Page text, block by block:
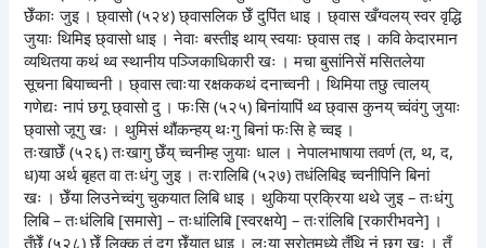
छेँकाः जुइ । छ्वासो (५२४) छ्वासलिक छेँ दुपिंत धाइ । छ्वास खँग्वलय् स्वर वृद्धि
जुयाः थिमिइ छ्वासो धाइ । नेवाः बस्तीइ थाय् स्वयाः छ्वास तइ । कवि केदारमान
व्यथितया कथं थ्व स्थानीय पञ्जिकाधिकारी खः । मचा बुसांनिसें मसितलेया
सूचना बियाच्वनी । छ्वास त्वाःया रक्षककथं दनाच्वनी । थिमिया तछु त्वालय्
गणेद्यः नापं छगू छ्वासो दु । फःसि (५२५) बिनांयापिं थ्व छ्वास कुनय् च्वंवंगु जुयाः
छ्वासो जूगु खः । थुमिसं थौंकन्हय् थःगु बिनां फःसि हे च्वइ ।
तःखाछेँ (५२६) तःखागु छेँय् च्वनीम्ह जुयाः धाल । नेपालभाषाया तवर्ण (त, थ, द,
ध)या अर्थ बृहत वा तःधंगु जुइ । तःरालिबि (५२७) तधंलिबिइ च्वनीपिनि बिनां
खः । छेँया लिउनेच्वंगु चुकयात लिबि धाइ । थुकिया प्रक्रिया थथे जुइ – तःधंगु
लिबि – तःधंलिबि [समासे] – तःधांलिबि [स्वरक्षये] – तःरांलिबि [रकारीभवने] ।
तुँछेँ (५२८) छेँ लिक्क तुं दुगु छेँयात धाइ । लःया स्रोतमध्ये तुँथि नं छगू खः । तुँ